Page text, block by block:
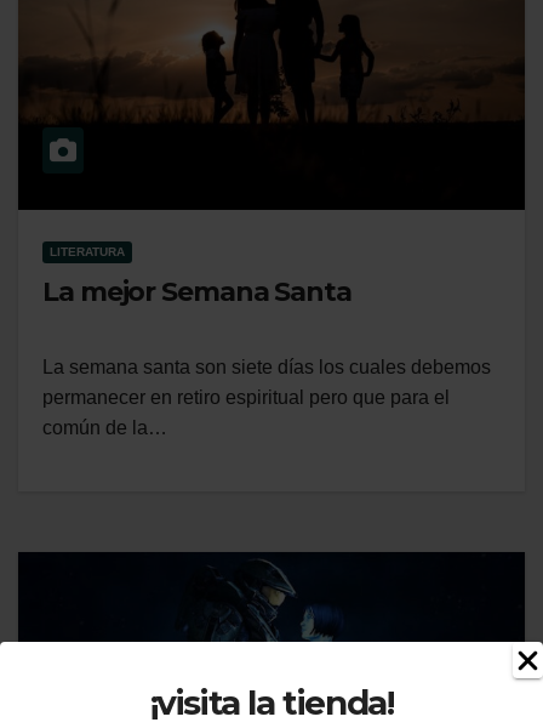
¡visita la tienda!
LITERATURA
La mejor Semana Santa
La semana santa son siete días los cuales debemos
permanecer en retiro espiritual pero que para el
común de la…